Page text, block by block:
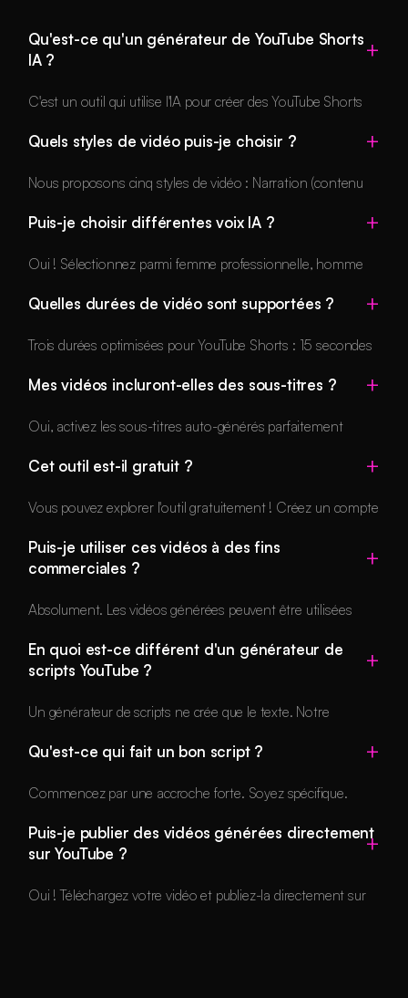
Qu'est-ce qu'un générateur de YouTube Shorts
IA ?
C'est un outil qui utilise l'IA pour créer des YouTube Shorts
titres et musique.
Quels styles de vidéo puis-je choisir ?
Nous proposons cinq styles de vidéo : Narration (contenu
(vitrines produit et promotion de marque), Éducatif (contenu
(contenu amusant, aligné sur les tendances, de style viral)
et Tutoriel (vidéos d'instruction étape par étape). Chaque
style optimise le rythme, les visuels et le ton selon son
objectif.
Puis-je choisir différentes voix IA ?
Oui ! Sélectionnez parmi femme professionnelle, homme
décontracté.
Quelles durées de vidéo sont supportées ?
Trois durées optimisées pour YouTube Shorts : 15 secondes
secondes (le format le plus juste pour la majorité des
narration et le contenu approfondi). L'IA ajuste le rythme et
la densité du contenu selon votre choix.
Mes vidéos incluront-elles des sous-titres ?
Oui, activez les sous-titres auto-générés parfaitement
Cet outil est-il gratuit ?
Vous pouvez explorer l'outil gratuitement ! Créez un compte
Puis-je utiliser ces vidéos à des fins
commerciales ?
Absolument. Les vidéos générées peuvent être utilisées
En quoi est-ce différent d'un générateur de
scripts YouTube ?
Un générateur de scripts ne crée que le texte. Notre
sous-titres et musique.
Qu'est-ce qui fait un bon script ?
Commencez par une accroche forte. Soyez spécifique.
Puis-je publier des vidéos générées directement
sur YouTube ?
Oui ! Téléchargez votre vidéo et publiez-la directement sur